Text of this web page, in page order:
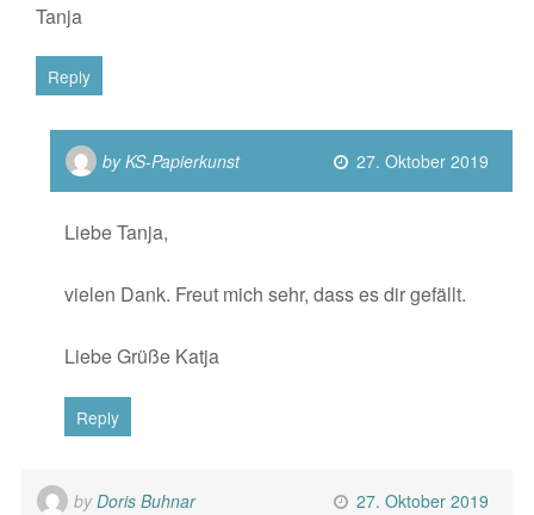
Tanja
Reply
by KS-Papierkunst 27. Oktober 2019
Liebe Tanja,
vielen Dank. Freut mich sehr, dass es dir gefällt.
Liebe Grüße Katja
Reply
by Doris Buhnar 27. Oktober 2019